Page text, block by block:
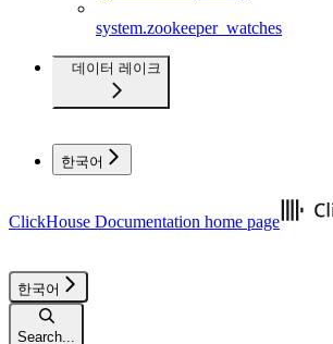
system.zookeeper_watches
데이터 레이크
한국어
ClickHouse Documentation home page
한국어
Search...